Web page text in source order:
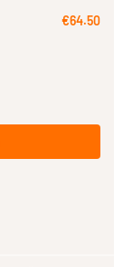
€64.50